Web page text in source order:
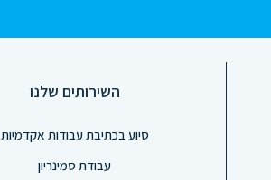
השירותים שלנו
סיוע בכתיבת עבודות אקדמיות
עבודת סמינריון